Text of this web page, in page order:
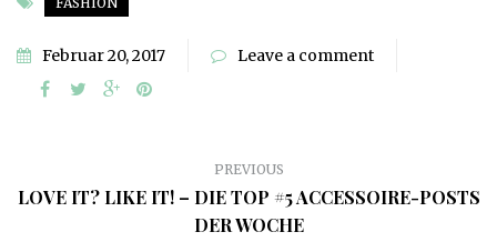
Februar 20, 2017 Leave a comment
PREVIOUS
LOVE IT? LIKE IT! – DIE TOP #5 ACCESSOIRE-POSTS
DER WOCHE